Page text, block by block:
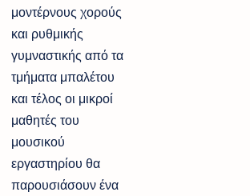
μοντέρνους χορούς
και ρυθμικής
γυμναστικής από τα
τμήματα μπαλέτου
και τέλος οι μικροί
μαθητές του
μουσικού
εργαστηρίου θα
παρουσιάσουν ένα